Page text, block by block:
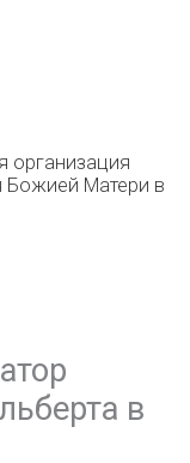
организация
Божией Матери в
в